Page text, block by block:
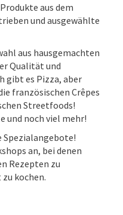
aus dem
und ausgewählte
aus hausgemachten
Qualität und
gibt es Pizza, aber
französischen Crêpes
Streetfoods!
und noch viel mehr!
Spezialangebote!
an, bei denen
Rezepten zu
kochen.